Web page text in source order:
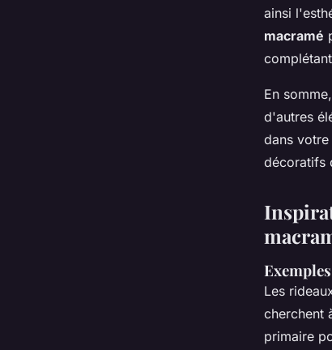
ainsi
macramé
En
d'autres
dans votre
décoratifs
Les
cherchent
primaire